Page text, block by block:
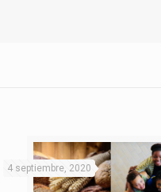
4 septiembre, 2020